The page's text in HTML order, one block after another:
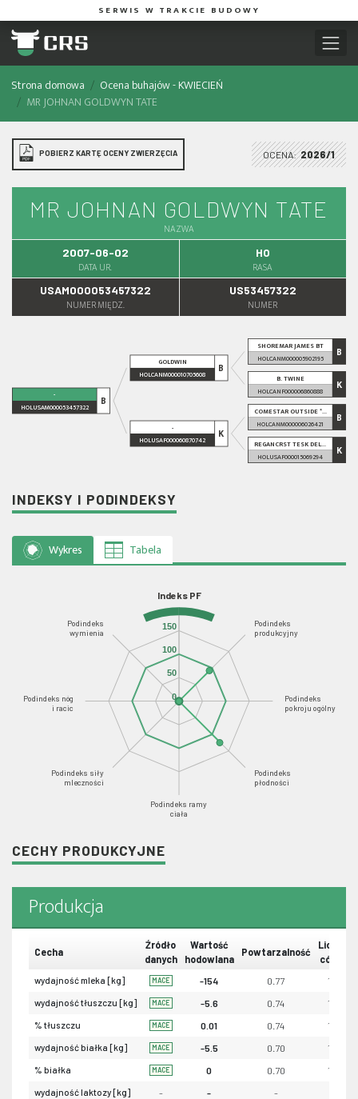
SERWIS W TRAKCIE BUDOWY
Strona domowa
Ocena buhajów - KWIECIEŃ
MR JOHNAN GOLDWYN TATE
POBIERZ KARTĘ OCENY ZWIERZĘCIA OCENA: 2026/1
MR JOHNAN GOLDWYN TATE
NAZWA
2007-06-02
DATA UR.
HO
RASA
USAM000053457322
NUMER MIĘDZ.
US53457322
NUMER
-
HOLUSAM000053457322 B
GOLDWIN
HOLCANM000010705608 B
-
HOLUSAF000060870742
K
SHOREMAR JAMES BT
HOLCANM000005902195
B
B. TWINE
HOLCANF000006860888
K
COMESTAR OUTSIDE *...
HOLCANM000006026421
B
REGANCRST TESK DEL...
HOLUSAF000015069294 K
INDEKSY I PODINDEKSY
Wykres Tabela
Indeks PF
Podindeks
produkcyjny
Podindeks
pokroju ogólny
Podindeks
płodności
Podindeks ramy
ciała
Podindeks siły
mleczności
Podindeks nóg
i racic
Podindeks
wymienia
0
50
100
150
CECHY PRODUKCYJNE
Produkcja
Cecha
Źródło
danych
Wartość
hodowlana
Powtarzalność
Liczba
córek
wydajność mleka [kg] MACE -154 0.77 171
wydajność tłuszczu [kg] MACE -5.6 0.74 171
% tłuszczu MACE 0.01 0.74 171
wydajność białka [kg] MACE -5.5 0.70 171
% białka MACE 0 0.70 171
wydajność laktozy [kg] - - -